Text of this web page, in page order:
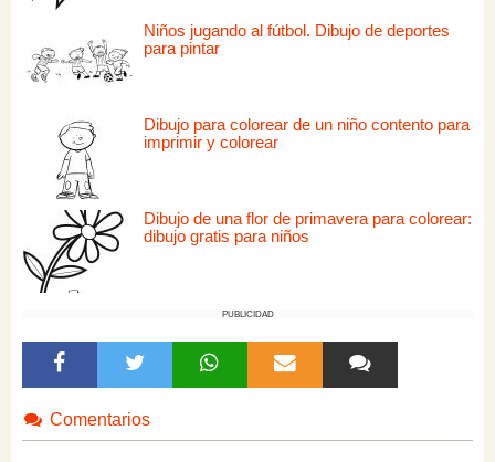
Niños jugando al fútbol. Dibujo de deportes
para pintar
Dibujo para colorear de un niño contento para
imprimir y colorear
Dibujo de una flor de primavera para colorear:
dibujo gratis para niños
PUBLICIDAD
Comentarios